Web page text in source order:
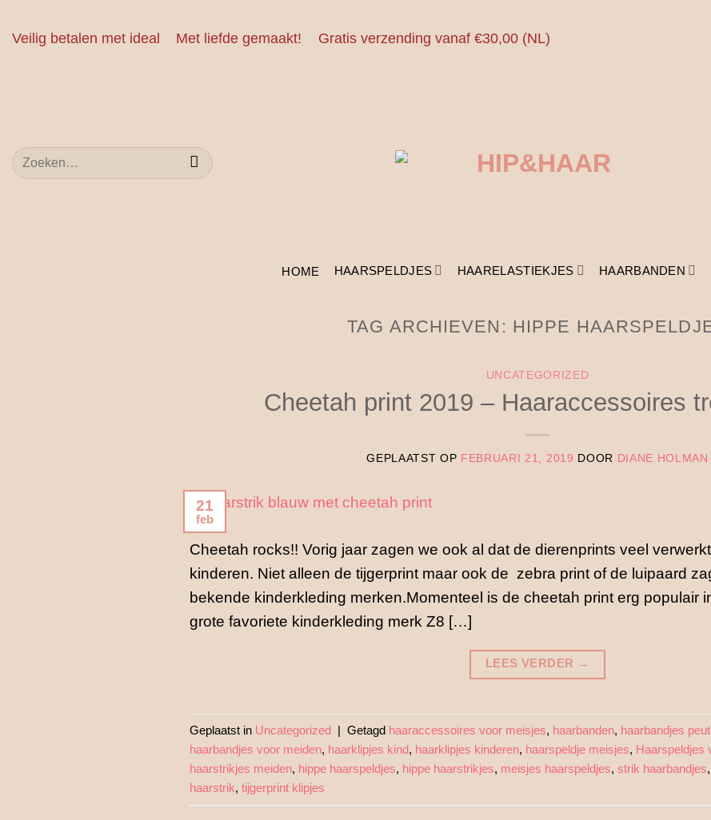
naar
Veilig betalen met ideal Met liefde gemaakt! Gratis verzending vanaf €30,00 (NL)
Zoeken
naar:
HOME HAARSPELDJES HAARELASTIEKJES HAARBANDEN
TAG ARCHIEVEN: HIPPE
UNCATEGORIZED
Cheetah print 2019 – Haaraccessoires
GEPLAATST OP FEBRUARI 21, 2019 DOOR DIANE HOLMAN
21
feb
Cheetah rocks!! Vorig jaar zagen we ook al dat de dierenprints veel
kinderen. Niet alleen de tijgerprint maar ook de zebra print of de luipaard
bekende kinderkleding merken.Momenteel is de cheetah print erg populair
grote favoriete kinderkleding merk Z8 […]
LEES VERDER →
Geplaatst in Uncategorized | Getagd haaraccessoires voor meisjes, haarbanden, haarbandjes
haarbandjes voor meiden, haarklipjes kind, haarklipjes kinderen, haarspeldje meisjes, Haarspeldjes
haarstrikjes meiden, hippe haarspeldjes, hippe haarstrikjes, meisjes haarspeldjes, strik haarbandjes,
haarstrik, tijgerprint klipjes